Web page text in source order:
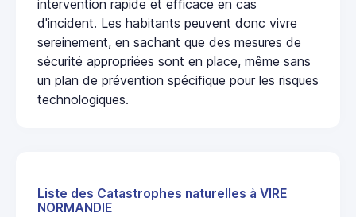
intervention rapide et efficace en cas
d'incident. Les habitants peuvent donc vivre
sereinement, en sachant que des mesures de
sécurité appropriées sont en place, même sans
un plan de prévention spécifique pour les risques
technologiques.
Liste des Catastrophes naturelles à VIRE
NORMANDIE